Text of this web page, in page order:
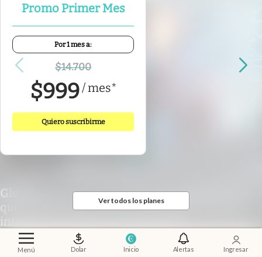
Menú Dolar Inicio Alertas Ingresar
Promo Primer Mes
Por 1 mes a:
$14.700
$999/mes*
Quiero suscribirme
Ver todos los planes
Globant
Qué son los AI Pods de Globant y por
qué se convirtieron en la nueva apuesta de la
inteligencia artificial empresarial